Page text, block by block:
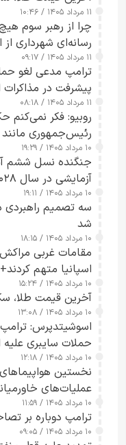
۱۱ مرداد ۱۴۰۵ / ۱۰:۴۶
چرا از رهبر سوم
رسانه‌ای شهرداری
جاسوسی گفت
۱۱ مرداد ۱۴۰۵ / ۰۹:۱۷
پیشرفت در مذاکرات
۱۱ مرداد ۱۴۰۵ / ۰۸:۱۸
روبیو: فکر نمی‌کنم
رئیس‌جمهوری مانند
کسی که واقعاً دست
۱۰ مرداد ۱۴۰۵ / ۱۹:۲۹
آزمایشی در سال ۲۰۲۸ انجام می‌شود
۱۰ مرداد ۱۴۰۵ / ۱۹:۱۱
سه تصمیم راهبردی
شد
۱۰ مرداد ۱۴۰۵ / ۱۸:۱۵
مقامات غربی
اسپانیا متهم
۱۰ مرداد ۱۴۰۵ / ۱۵:۲۴
آخرین قیمت طلا، سکه و ارز
۱۰ مرداد ۱۴۰۵ / ۱۳:۰۸
اسوشیتدپرس: ترامپ
حملات سایبری
ارائه نکرد
۱۰ مرداد ۱۴۰۵ / ۱۲:۱۸
نخستین هواپیماهای
عملیات‌های
شدند
۱۰ مرداد ۱۴۰۵ / ۱۱:۵۹
ترامپ دوباره بر
۱۰ مرداد ۱۴۰۵ / ۰۹:۰۵